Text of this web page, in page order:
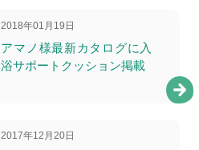
2018年01月19日
アマノ様最新カタログに入
浴サポートクッション掲載
2017年12月20日